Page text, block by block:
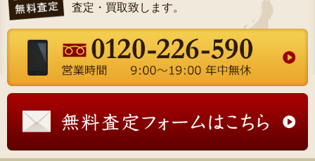
査定・買取致します。